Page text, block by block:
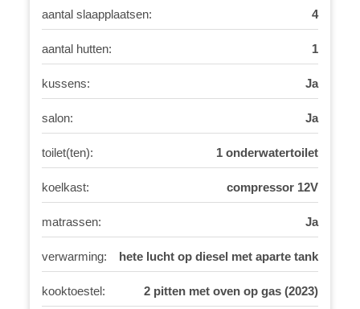
aantal slaapplaatsen: 4
aantal hutten: 1
kussens: Ja
salon: Ja
toilet(ten): 1 onderwatertoilet
koelkast: compressor 12V
matrassen: Ja
verwarming: hete lucht op diesel met aparte tank
kooktoestel: 2 pitten met oven op gas (2023)